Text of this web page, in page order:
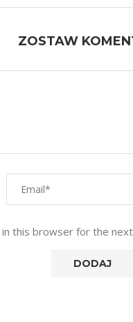
ZOSTAW
this browser for the